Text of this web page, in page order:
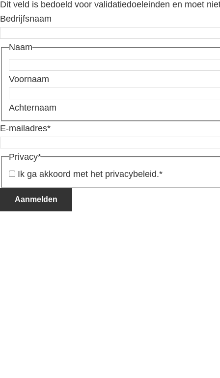
Dit veld is bedoeld voor validatiedoeleinden en moet
Bedrijfsnaam
Naam
Voornaam
Achternaam
E-mailadres*
Privacy*
Ik ga akkoord met het privacybeleid.*
Aanmelden